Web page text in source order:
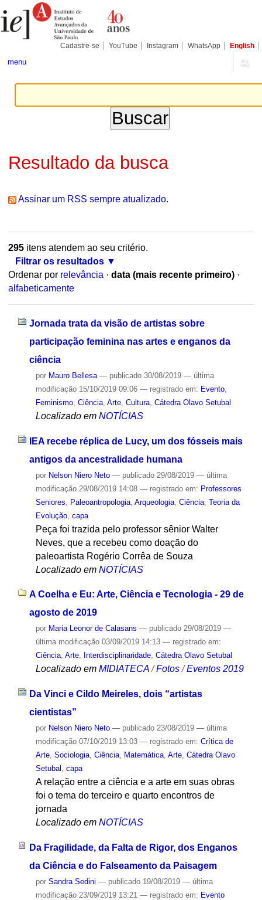
para
conteúdo.
Pessoais
Cadastre-se YouTube Instagram WhatsApp English
menu
Resultado da busca
Assinar um RSS sempre atualizado.
295itens atendem ao seu critério.
Filtrar os resultados
Ordenar por relevância · data (mais recente primeiro) ·
alfabeticamente
Jornada trata da visão de artistas sobre
participação feminina nas artes e enganos da
ciência
por Mauro Bellesa — publicado30/08/2019 — última
modificação15/10/2019 09:06 — registrado em: Evento,
Feminismo, Ciência, Arte, Cultura, Cátedra Olavo Setubal
Localizado em NOTÍCIAS
IEA recebe réplica de Lucy, um dos fósseis mais
antigos da ancestralidade humana
por Nelson Niero Neto — publicado29/08/2019 — última
modificação29/08/2019 14:08 — registrado em: Professores
Seniores
Paleoantropologia, Arqueologia, Ciência, Teoria da
Evolução, capa
Peça foi trazida pelo professor sênior Walter
Neves, que a recebeu como doação do
paleoartista Rogério Corrêa de Souza
Localizado em NOTÍCIAS
A Coelha e Eu: Arte, Ciência e Tecnologia - 29 de
agosto de 2019
por Maria Leonor de Calasans — publicado29/08/2019 —
última modificação03/09/2019 14:13 — registrado em:
Ciência, Arte, Interdisciplinaridade, Cátedra Olavo Setubal
Localizado em MIDIATECA /Fotos /Eventos 2019
Da Vinci e Cildo Meireles, dois “artistas
cientistas”
por Nelson Niero Neto — publicado23/08/2019 — última
modificação07/10/2019 13:03 — registrado em: Crítica de
Arte, Sociologia, Ciência, Matemática, Arte, Cátedra Olavo
Setubal , capa
A relação entre a ciência e a arte em suas obras
foi o tema do terceiro e quarto encontros de
jornada
Localizado em NOTÍCIAS
Da Fragilidade, da Falta de Rigor, dos Enganos
da Ciência e do Falseamento da Paisagem
por Sandra Sedini — publicado19/08/2019 — última
modificação23/09/2019 13:21 — registrado em: Evento